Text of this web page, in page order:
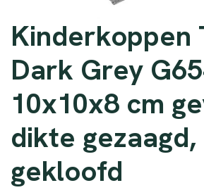
Kinderkoppen
Dark Grey
10x10x8 cm
dikte
gekloofd